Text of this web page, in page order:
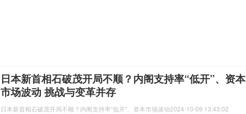
日本新首相石破茂开局不顺？内阁支持率“低开”、资本
市场波动 挑战与变革并存
日本新首相石破茂开局不顺？内阁支持率“低开”、资本市场波动2024-10-09 13:43:02